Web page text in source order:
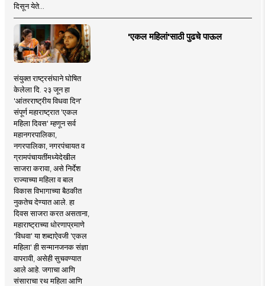
दिसून येते...
'एकल महिलां'साठी पुढचे पाऊल
संयुक्त राष्ट्रसंघाने घोषित
केलेला दि. २३ जून हा
'आंतरराष्ट्रीय विधवा दिन'
संपूर्ण महाराष्ट्रात 'एकल
महिला दिवस' म्हणून सर्व
महानगरपालिका,
नगरपालिका, नगरपंचायत व
ग्रामपंचायतींमध्येदेखील
साजरा करावा, असे निर्देश
राज्याच्या महिला व बाल
विकास विभागाच्या बैठकीत
नुकतेच देण्यात आले. हा
दिवस साजरा करत असताना,
महाराष्ट्राच्या धोरणाप्रमाणे
'विधवा' या शब्दाऐवजी 'एकल
महिला' ही सन्मानजनक संज्ञा
वापरावी, असेही सुचवण्यात
आले आहे. जगाचा आणि
संसाराचा रथ महिला आणि